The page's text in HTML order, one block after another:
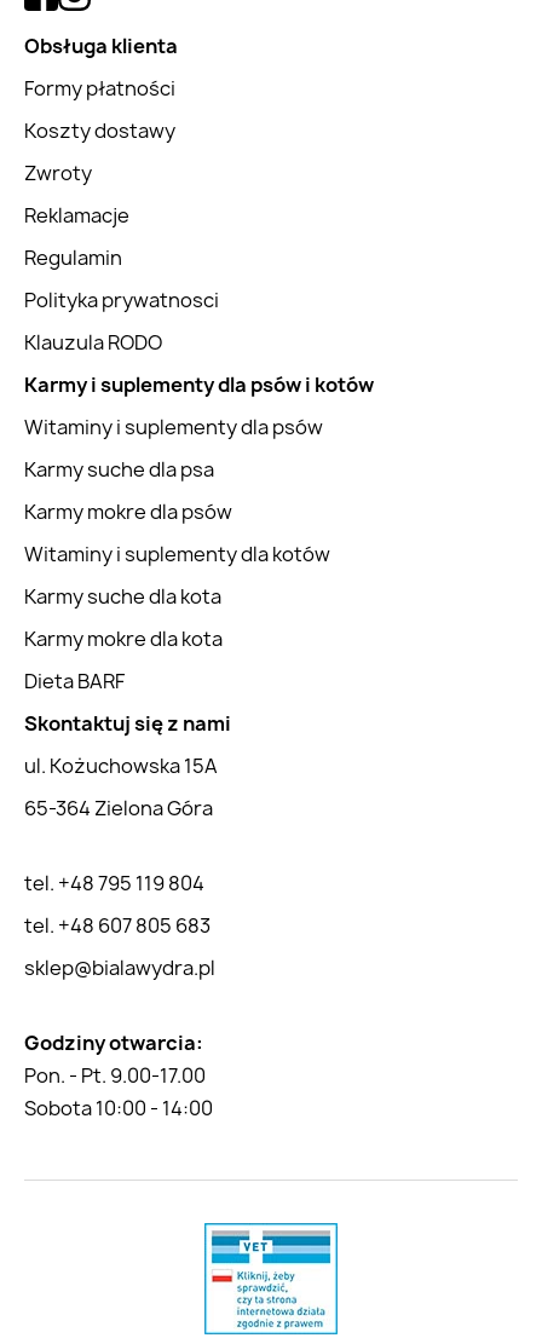
Obsługa klienta
Formy płatności
Koszty dostawy
Zwroty
Reklamacje
Regulamin
Polityka prywatnosci
Klauzula RODO
Karmy i suplementy dla psów i kotów
Witaminy i suplementy dla psów
Karmy suche dla psa
Karmy mokre dla psów
Witaminy i suplementy dla kotów
Karmy suche dla kota
Karmy mokre dla kota
Dieta BARF
Skontaktuj się z nami
ul. Kożuchowska 15A
65-364 Zielona Góra
tel. +48 795 119 804
tel. +48 607 805 683
sklep@bialawydra.pl
Godziny otwarcia:
Pon. - Pt. 9.00-17.00
Sobota 10:00 - 14:00